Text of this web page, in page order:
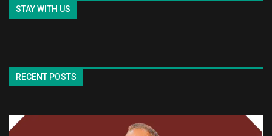
STAY WITH US
RECENT POSTS